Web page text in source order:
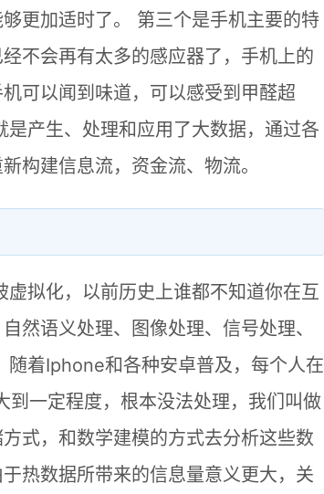
更加适时了。 第三个是手机主要的特
不会再有太多的感应器了，手机上的
可以闻到味道，可以感受到甲醛超
产生、处理和应用了大数据，通过各
构建信息流，资金流、物流。
拟化，以前历史上谁都不知道你在互
然语义处理、图像处理、信号处理、
着Iphone和各种安卓普及，每个人在
到一定程度，根本没法处理，我们叫做
式，和数学建模的方式去分析这些数
热数据所带来的信息量意义更大，关